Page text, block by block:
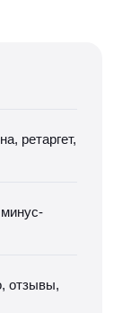
ретаргет,
отзывы,